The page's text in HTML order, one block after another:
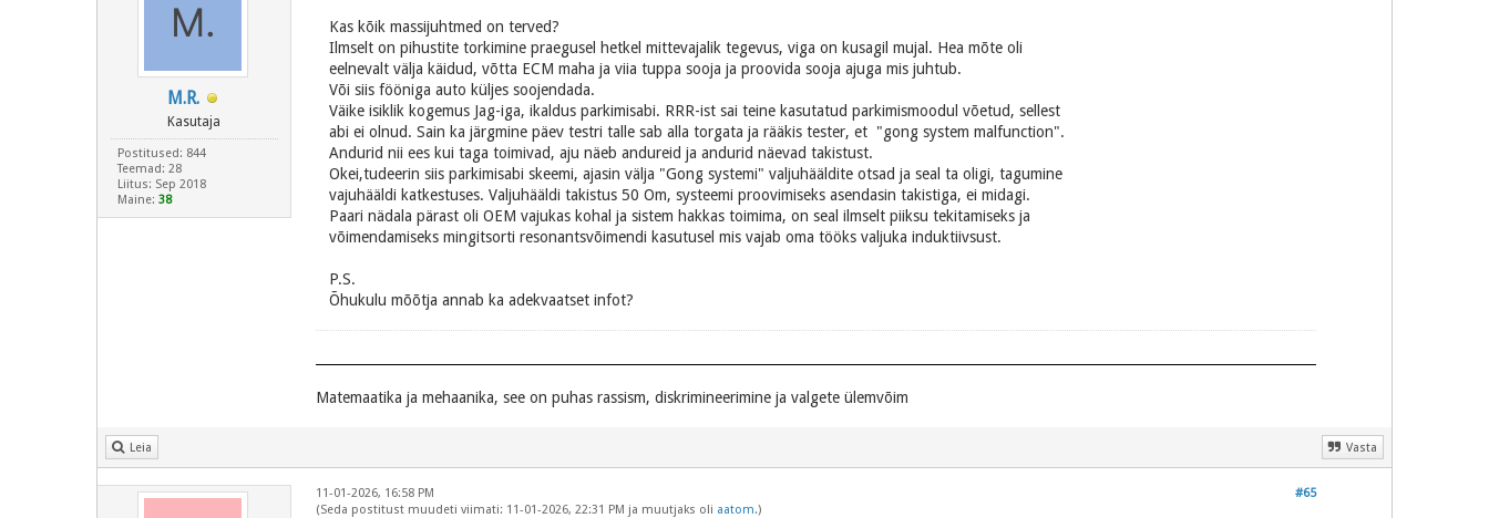
M.R.
Kasutaja
Postitused: 844
Teemad: 28
Liitus: Sep 2018
Maine: 38
Kas kõik massijuhtmed on terved?
Ilmselt on pihustite torkimine praegusel hetkel mittevajalik tegevus, viga on kusagil mujal. Hea mõte oli
eelnevalt välja käidud, võtta ECM maha ja viia tuppa sooja ja proovida sooja ajuga mis juhtub.
Või siis fööniga auto küljes soojendada.
Väike isiklik kogemus Jag-iga, ikaldus parkimisabi. RRR-ist sai teine kasutatud parkimismoodul võetud, sellest
abi ei olnud. Sain ka järgmine päev testri talle sab alla torgata ja rääkis tester, et "gong system malfunction".
Andurid nii ees kui taga toimivad, aju näeb andureid ja andurid näevad takistust.
Okei,tudeerin siis parkimisabi skeemi, ajasin välja "Gong systemi" valjuhääldite otsad ja seal ta oligi, tagumine
vajuhääldi katkestuses. Valjuhääldi takistus 50 Om, systeemi proovimiseks asendasin takistiga, ei midagi.
Paari nädala pärast oli OEM vajukas kohal ja sistem hakkas toimima, on seal ilmselt piiksu tekitamiseks ja
võimendamiseks mingitsorti resonantsvõimendi kasutusel mis vajab oma tööks valjuka induktiivsust.
P.S.
Õhukulu mõõtja annab ka adekvaatset infot?
Matemaatika ja mehaanika, see on puhas rassism, diskrimineerimine ja valgete ülemvõim
Leia Vasta
#65
11-01-2026, 16:58 PM
(Seda postitust muudeti viimati: 11-01-2026, 22:31 PM ja muutjaks oli aatom.)